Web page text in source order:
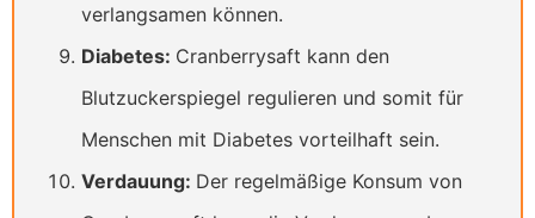
verlangsamen können.
Diabetes: Cranberrysaft kann den
Blutzuckerspiegel regulieren und somit für
Menschen mit Diabetes vorteilhaft sein.
Verdauung: Der regelmäßige Konsum von